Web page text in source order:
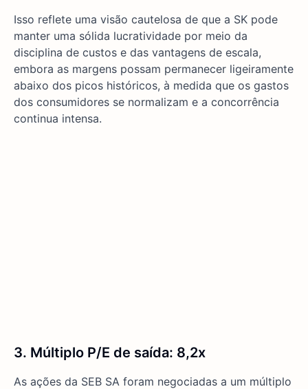
Isso reflete uma visão cautelosa de que a SK pode
manter uma sólida lucratividade por meio da
disciplina de custos e das vantagens de escala,
embora as margens possam permanecer ligeiramente
abaixo dos picos históricos, à medida que os gastos
dos consumidores se normalizam e a concorrência
continua intensa.
3. Múltiplo P/E de saída: 8,2x
As ações da SEB SA foram negociadas a um múltiplo